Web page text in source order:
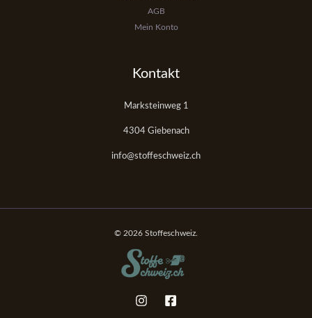
AGB
Mein Konto
Kontakt
Marksteinweg 1
4304 Giebenach
info@stoffeschweiz.ch
© 2026 Stoffeschweiz.